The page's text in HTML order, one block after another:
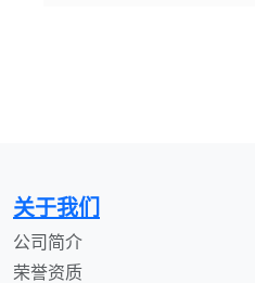
关于我们
公司简介
荣誉资质